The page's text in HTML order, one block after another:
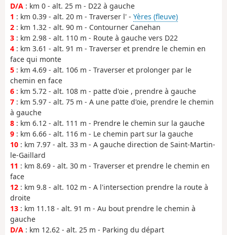
D/A : km 0 - alt. 25 m - D22 à gauche
1 : km 0.39 - alt. 20 m - Traverser l' - Yères (fleuve)
2 : km 1.32 - alt. 90 m - Contourner Canehan
3 : km 2.98 - alt. 110 m - Route à gauche vers D22
4 : km 3.61 - alt. 91 m - Traverser et prendre le chemin en
face qui monte
5 : km 4.69 - alt. 106 m - Traverser et prolonger par le
chemin en face
6 : km 5.72 - alt. 108 m - patte d'oie , prendre à gauche
7 : km 5.97 - alt. 75 m - A une patte d'oie, prendre le chemin
à gauche
8 : km 6.12 - alt. 111 m - Prendre le chemin sur la gauche
9 : km 6.66 - alt. 116 m - Le chemin part sur la gauche
10 : km 7.97 - alt. 33 m - A gauche direction de Saint-Martin-
le-Gaillard
11 : km 8.69 - alt. 30 m - Traverser et prendre le chemin en
face
12 : km 9.8 - alt. 102 m - A l'intersection prendre la route à
droite
13 : km 11.18 - alt. 91 m - Au bout prendre le chemin à
gauche
D/A : km 12.62 - alt. 25 m - Parking du départ